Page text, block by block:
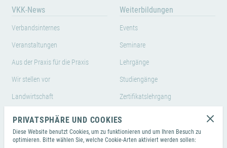
PRIVATSPHÄRE UND COOKIES
Diese Website benutzt Cookies, um zu funktionieren und um Ihren Besuch zu
optimieren. Bitte wählen Sie, welche Cookie-Arten aktiviert werden sollen:
VKK-News
Verbandsinternes
Veranstaltungen
Aus der Praxis für die Praxis
Wir stellen vor
Landwirtschaft
Weiterbildungen
Events
Seminare
Lehrgänge
Studiengänge
Zertifikatslehrgang
Branchenpartnern